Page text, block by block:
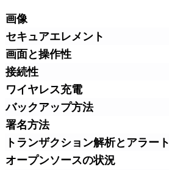
画像
セキュアエレメント
画面と操作性
接続性
ワイヤレス充電
バックアップ方法
署名方法
トランザクション解析とアラート
オープンソースの状況